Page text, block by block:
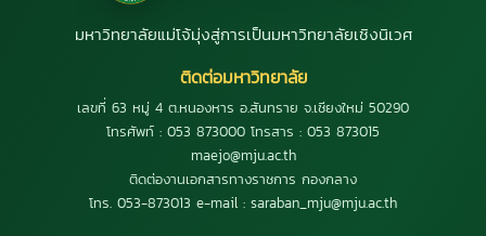
มหาวิทยาลัยแม่โจ้มุ่งสู่การเป็นมหาวิทยาลัยเชิงนิเวศ
ติดต่อมหาวิทยาลัย
เลขที่ 63 หมู่ 4 ต.หนองหาร อ.สันทราย จ.เชียงใหม่ 50290
โทรศัพท์ : 053 873000 โทรสาร : 053 873015
maejo@mju.ac.th
ติดต่องานเอกสารทางราชการ กองกลาง
โทร. 053-873013 e-mail : saraban_mju@mju.ac.th